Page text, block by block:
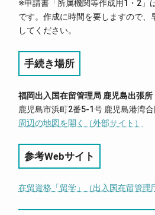
※申請書「所属機関等作成用1・2」
です。作成に時間を要しますので、
してください。
手続き場所
福岡出入国在留管理局 鹿児島出張所
鹿児島市浜町2番5-1号 鹿児島港湾
周辺の地図を開く（外部サイト）
参考Webサイト
在留資格「留学」（出入国在留管理